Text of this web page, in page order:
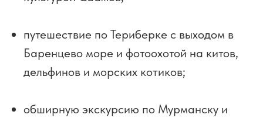
путешествие по Териберке с выходом в
Баренцево море и фотоохотой на китов,
дельфинов и морских котиков;
обширную экскурсию по Мурманску и